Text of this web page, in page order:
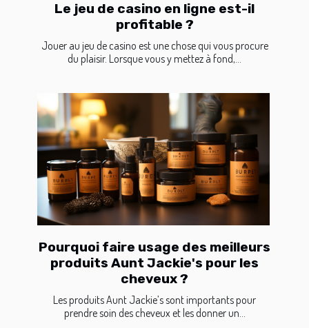
Le jeu de casino en ligne est-il
profitable ?
Jouer au jeu de casino est une chose qui vous procure
du plaisir. Lorsque vous y mettez à fond,...
Pourquoi faire usage des meilleurs
produits Aunt Jackie's pour les
cheveux ?
Les produits Aunt Jackie’s sont importants pour
prendre soin des cheveux et les donner un...